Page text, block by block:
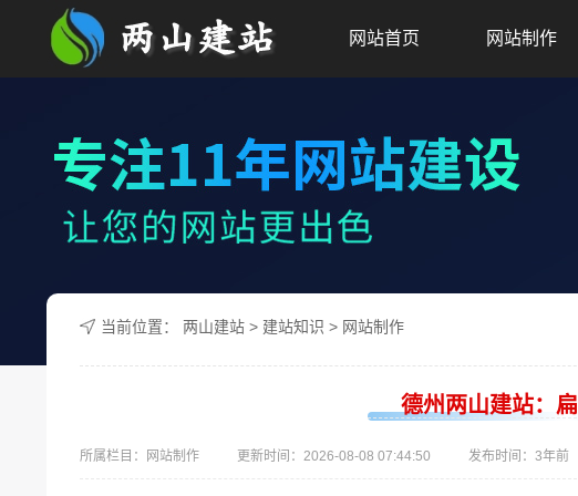
网站首页 网站制作
当前位置： 两山建站 > 建站知识 > 网站制作
德州两山建站：
所属栏目：网站制作 更新时间： 2026-08-08 07:44:50 发布时间： 3年前